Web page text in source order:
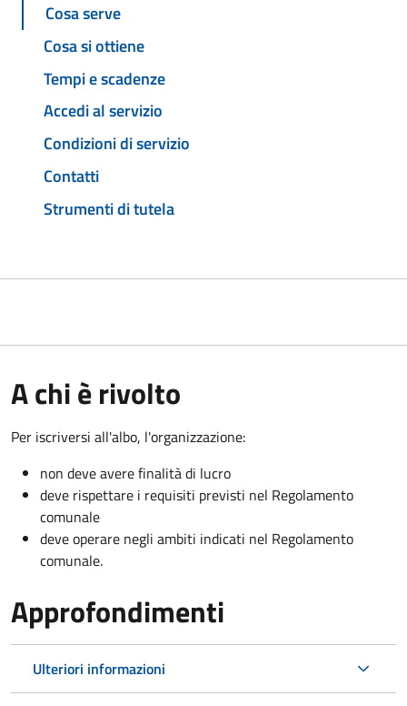
Cosa serve
Cosa si ottiene
Tempi e scadenze
Accedi al servizio
Condizioni di servizio
Contatti
Strumenti di tutela
A chi è rivolto
Per iscriversi all'albo, l'organizzazione:
non deve avere finalità di lucro
deve rispettare i requisiti previsti nel Regolamento
comunale
deve operare negli ambiti indicati nel Regolamento
comunale.
Approfondimenti
Ulteriori informazioni